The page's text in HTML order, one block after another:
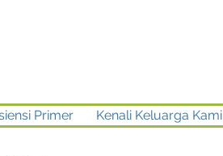
Primer Kenali Keluarga Kami